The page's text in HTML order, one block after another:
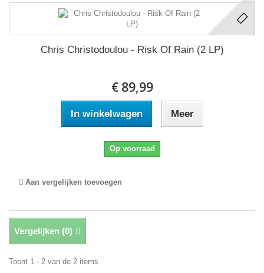
Chris Christodoulou - Risk Of Rain (2 LP)
€ 89,99
In winkelwagen Meer
Op voorraad
Aan vergelijken toevoegen
Vergelijken (0)
Toont 1 - 2 van de 2 items